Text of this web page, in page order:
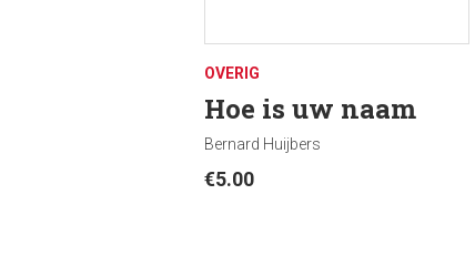
OVERIG
Hoe is uw naam
Bernard Huijbers
€5.00